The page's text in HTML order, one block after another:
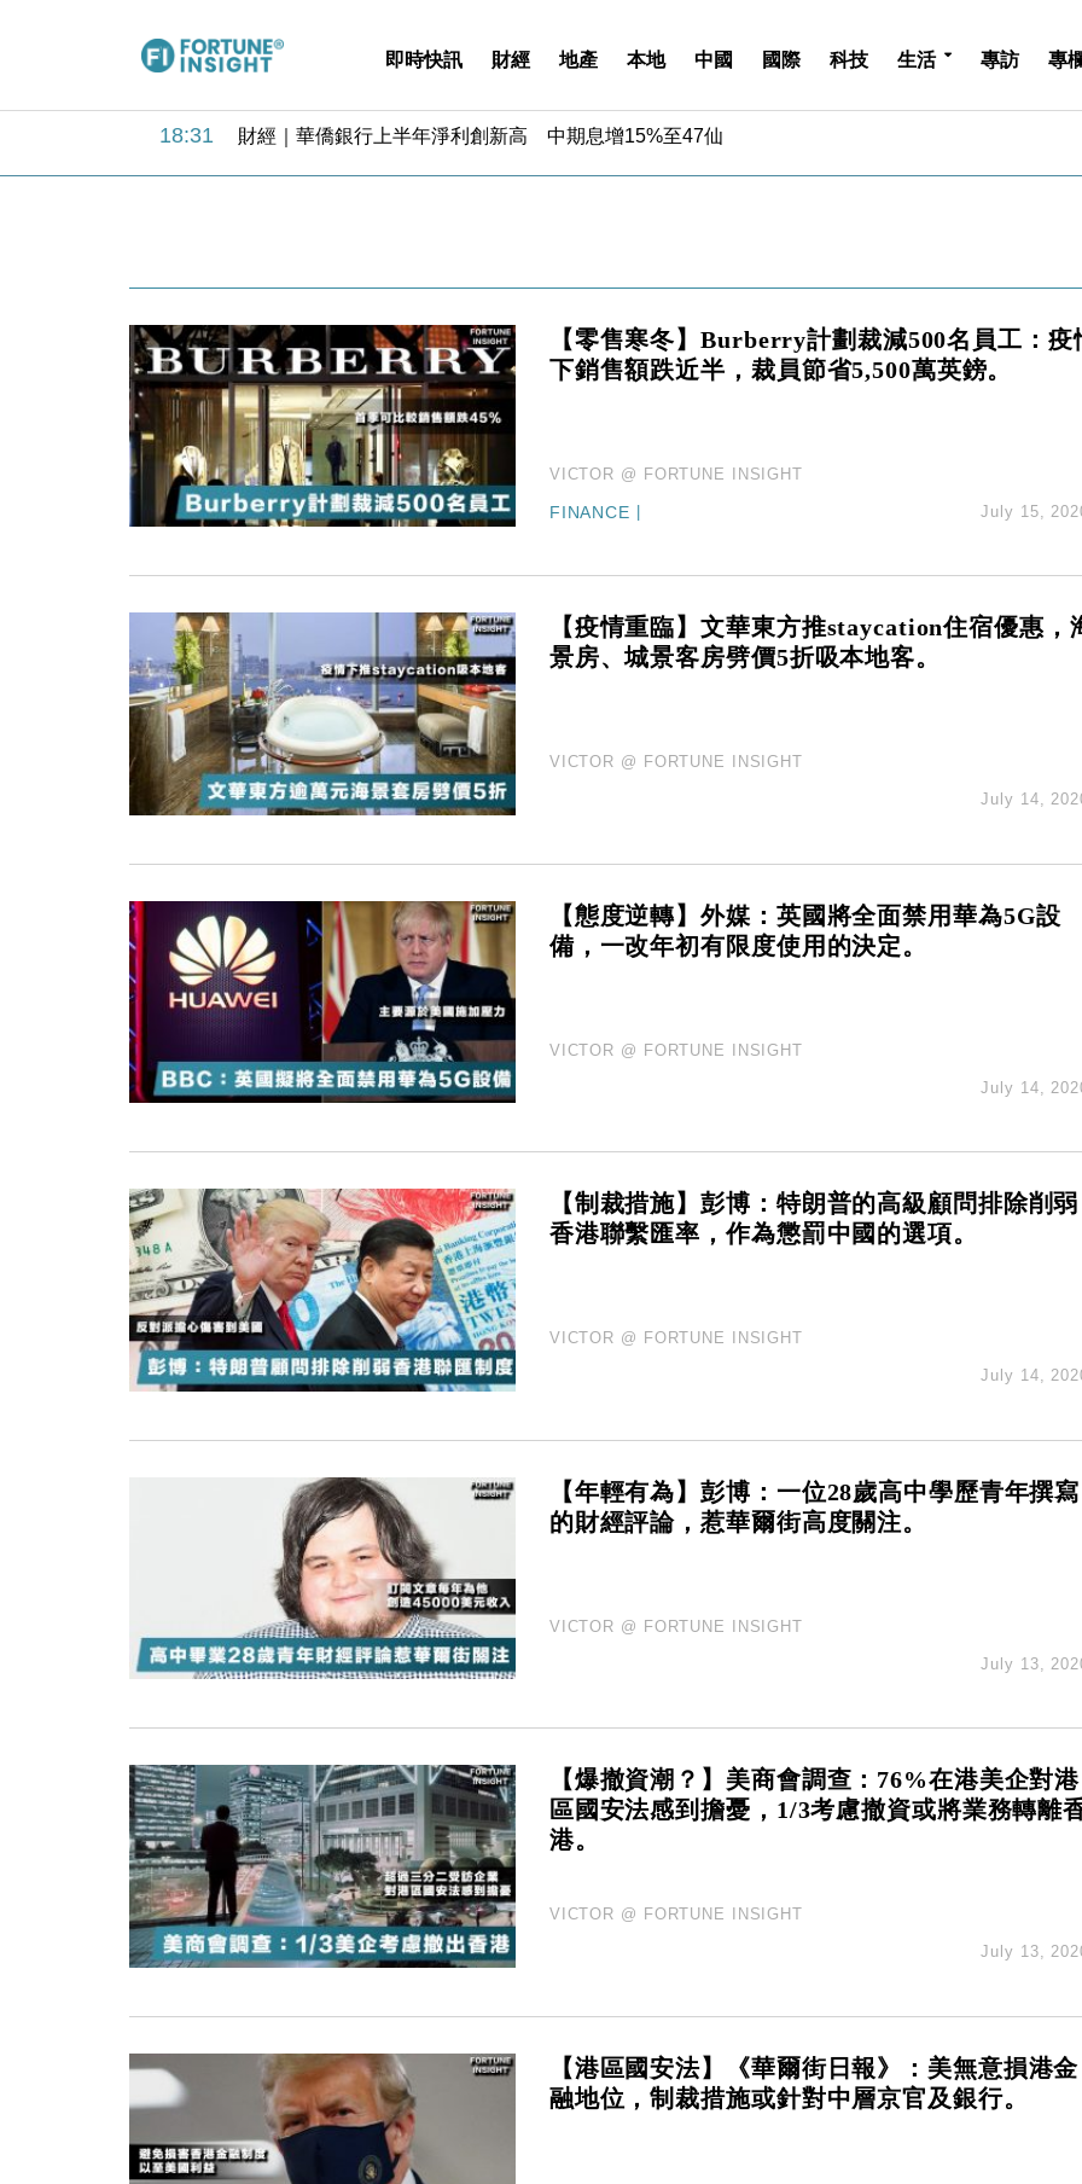
即時快訊 財經 地產 本地 中國 國際 科技 生活 專訪 專
18:31 財經｜華僑銀行上半年淨利創新高 中期息增15%至47仙
12:44 財經｜日本春季三度入市撐日圓 4月單日斥6.28萬億日圓干預創新高
11:12 國際｜特朗普料美伊戰事快結束 承認部分彈藥庫存緊張
15:59 財經｜SA售股自救後再出手 斥4億美元押注未上市公司
18:31 財經｜華僑銀行上半年淨利創新高 中期息增15%至47仙
17:33 財經｜滙豐上調香港今年GDP預測至4.5% 看好貿易及消費表現
16:47 本地｜假冒內地執法人員要求交「保證金」 43歲女子損失近6900萬元
16:05 財經｜日經失守6.5萬點後回穩 全周仍升近2%
15:11 財經｜韓股反覆波動收跌 連挫7周創逾3年最長跌勢
13:44 財經｜內地7月美元計價出口增近24%勝預期 貿易順差達1125億美元
12:44 財經｜日本春季三度入市撐日圓 4月單日斥6.28萬億日圓干預創新高
11:12 國際｜特朗普料美伊戰事快結束 承認部分彈藥庫存緊張
15:59 財經｜SA售股自救後再出手 斥4億美元押注未上市公司
【零售寒冬】Burberry計劃裁減500名員工：疫
下銷售額跌近半，裁員節省5,500萬英鎊。
VICTOR @ FORTUNE INSIGHT
FINANCE July 15,
【疫情重臨】文華東方推staycation住宿優惠，
景房、城景客房劈價5折吸本地客。
VICTOR @ FORTUNE INSIGHT
July 14,
【態度逆轉】外媒：英國將全面禁用華為5G設
備，一改年初有限度使用的決定。
VICTOR @ FORTUNE INSIGHT
July 14,
【制裁措施】彭博：特朗普的高級顧問排除削弱
香港聯繫匯率，作為懲罰中國的選項。
VICTOR @ FORTUNE INSIGHT
July 14,
【年輕有為】彭博：一位28歲高中學歷青年撰寫
的財經評論，惹華爾街高度關注。
VICTOR @ FORTUNE INSIGHT
July 13,
【爆撤資潮？】美商會調查：76%在港美企對港
區國安法感到擔憂，1/3考慮撤資或將業務轉離
港。
VICTOR @ FORTUNE INSIGHT
July 13,
【港區國安法】《華爾街日報》：美無意損港金
融地位，制裁措施或針對中層京官及銀行。